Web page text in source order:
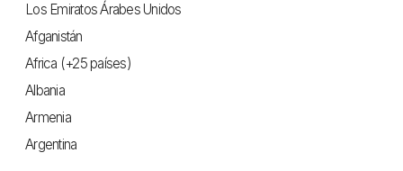
Los Emiratos Árabes Unidos
Afganistán
Africa (+25 países)
Albania
Armenia
Argentina